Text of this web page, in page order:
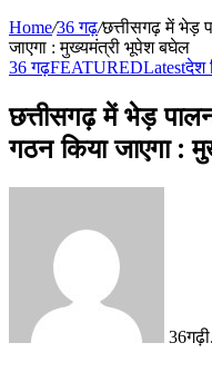
Home/36 गढ़/छत्तीसगढ़ में भेड़
जाएगा : मुख्यमंत्री भूपेश बघेल
36 गढ़FEATUREDLatestदेश
छत्तीसगढ़ में भेड़
गठन किया जाएगा :